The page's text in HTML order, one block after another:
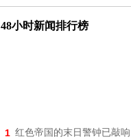
48小时新闻排行榜
1 红色帝国的末日警钟已敲响